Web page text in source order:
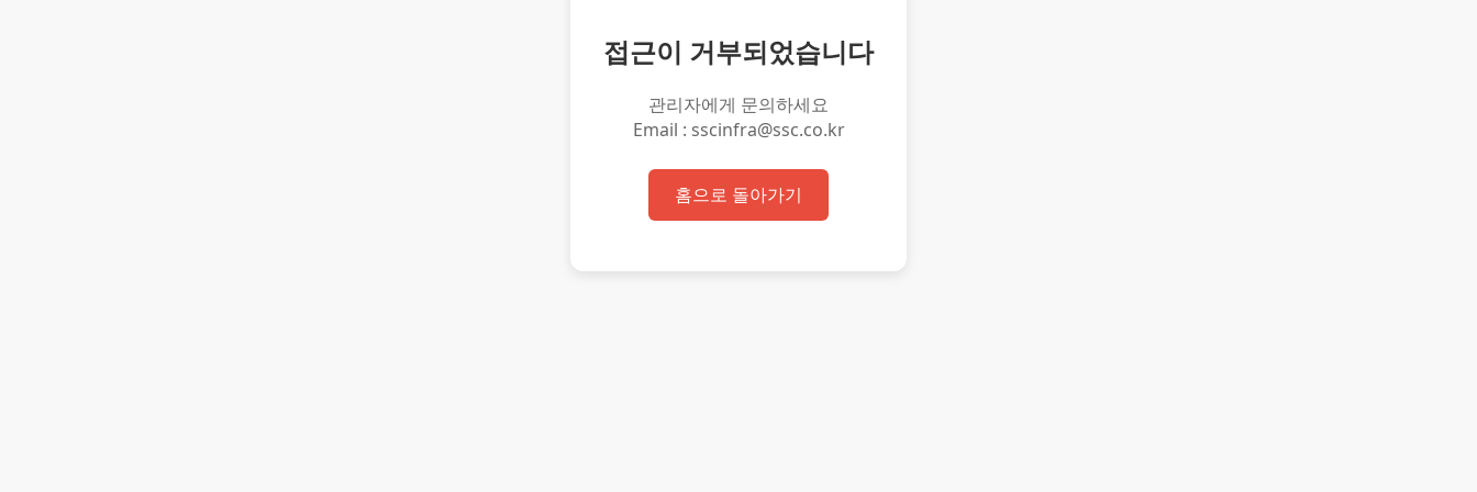
접근이 거부되었습니다
관리자에게 문의하세요
Email : sscinfra@ssc.co.kr
홈으로 돌아가기